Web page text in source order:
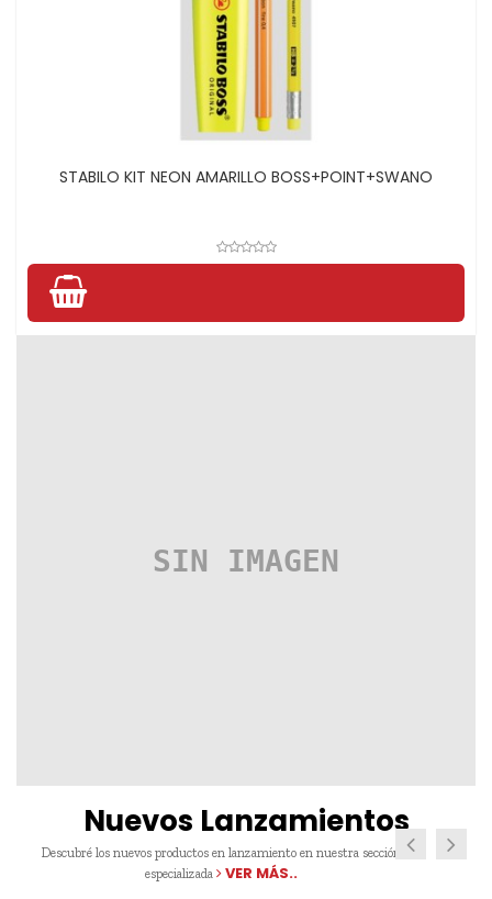
STABILO KIT NEON AMARILLO BOSS+POINT+SWANO
Nuevos Lanzamientos
Descubré los nuevos productos en lanzamiento en nuestra sección
especializada
VER MÁS..